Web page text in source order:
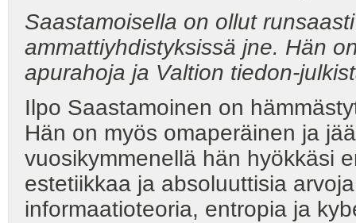
Saastamoisella on ollut
ammattiyhdistyksissä jne. Hän
apurahoja ja Valtion tiedon-
Ilpo Saastamoinen on
Hän on myös omaperäinen ja
vuosikymmenellä hän hyökkäsi
estetiikkaa ja absoluuttisia
informaatioteoria, entropia ja